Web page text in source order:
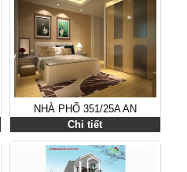
NHÀ PHỐ 351/25A AN
DƯƠNG VƯƠNG,Q.6,TP.HCM
Chi tiết